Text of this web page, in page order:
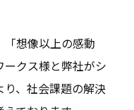
想像以上の感動
クス様と弊社がシ
、社会課題の解決